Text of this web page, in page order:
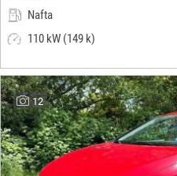
Nafta
110 kW (149 k)
12